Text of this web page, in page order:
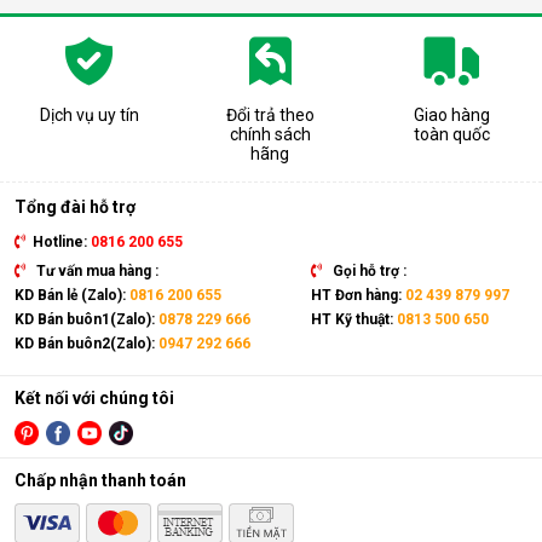
gas, bảng điều khiển,... giống như một chiếc điều hòa thông
thường.
Có thể coi điều hòa di động là phiên bản thu nhỏ của điều hòa
tủ đứng nhưng với thiết kế cục nóng và cục lạnh trên cùng 1
thiết bị. Sản phẩm có kích thước gọn nhẹ, kết hợp cùng bánh
xe và tay cầm nên có thể dễ dàng di chuyển tới mọi vị trí trong
Dịch vụ uy tín
Đổi trả theo
chính sách
hãng
Giao hàng
toàn quốc
Tổng đài hỗ trợ
Hotline: 0816 200 655
Tư vấn mua hàng :
KD Bán lẻ (Zalo): 0816 200 655
KD Bán buôn1(Zalo): 0878 229 666
KD Bán buôn2(Zalo): 0947 292 666
Gọi hỗ trợ :
HT Đơn hàng: 02 439 879 997
HT Kỹ thuật: 0813 500 650
Kết nối với chúng tôi
Chấp nhận thanh toán